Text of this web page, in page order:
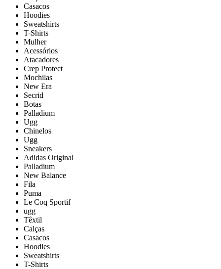
Casacos
Hoodies
Sweatshirts
T-Shirts
Mulher
Acessórios
Atacadores
Crep Protect
Mochilas
New Era
Secrid
Botas
Palladium
Ugg
Chinelos
Ugg
Sneakers
Adidas Original
Palladium
New Balance
Fila
Puma
Le Coq Sportif
ugg
Têxtil
Calças
Casacos
Hoodies
Sweatshirts
T-Shirts